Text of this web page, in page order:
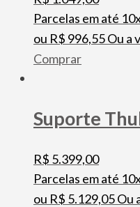
Parcelas em até
ou R$ 996,55Ou a
Comprar
Suporte
R$ 5.399,00
Parcelas em até
ou R$ 5.129,05Ou